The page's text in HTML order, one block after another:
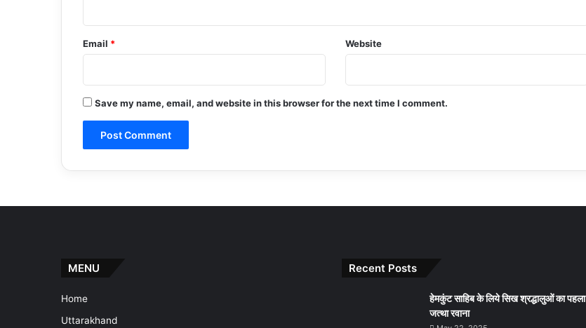
Email * Website
Save my name, email, and website in this browser for the next time I comment.
MENU
Home
Uttarakhand
Recent Posts
हेमकुंट साहिब के लिये सिख श्रद्धालुओं का पहला
जत्था रवाना